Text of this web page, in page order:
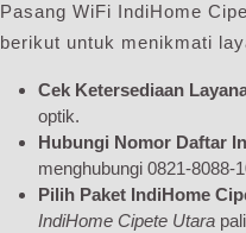
Pasang WiFi IndiHome
berikut untuk menikmati
Cek Ketersediaan
optik.
Hubungi Nomor Daftar
menghubungi 0821-8088-
Pilih Paket IndiHome
IndiHome Cipete Utara